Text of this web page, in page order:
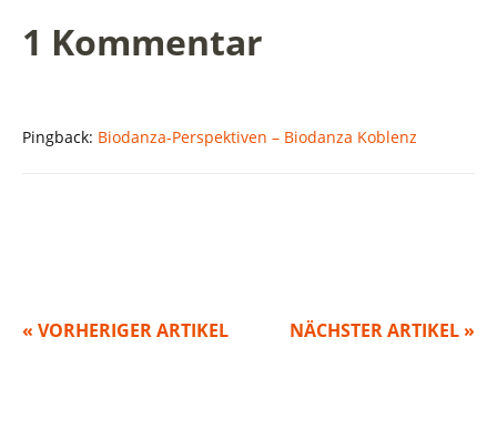
1 Kommentar
Pingback: Biodanza-Perspektiven – Biodanza Koblenz
NÄCHSTER ARTIKEL »
« VORHERIGER ARTIKEL